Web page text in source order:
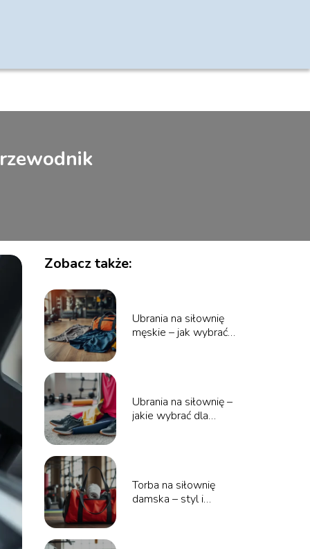
Zobacz także:
Ubrania na siłownię
męskie – jak wybrać
Ubrania na siłownię –
jakie wybrać dla
Torba na siłownię
damska – styl i